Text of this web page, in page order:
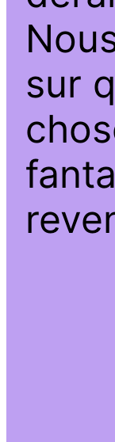
sur